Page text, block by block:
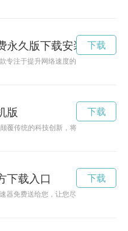
永久版下载安装
专注于提升网络速度的工具，为用户
下载
版
覆传统的科技创新，将为探索未知星
下载
下载入口
器免费送给您，让您尽情畅享高速网络
下载